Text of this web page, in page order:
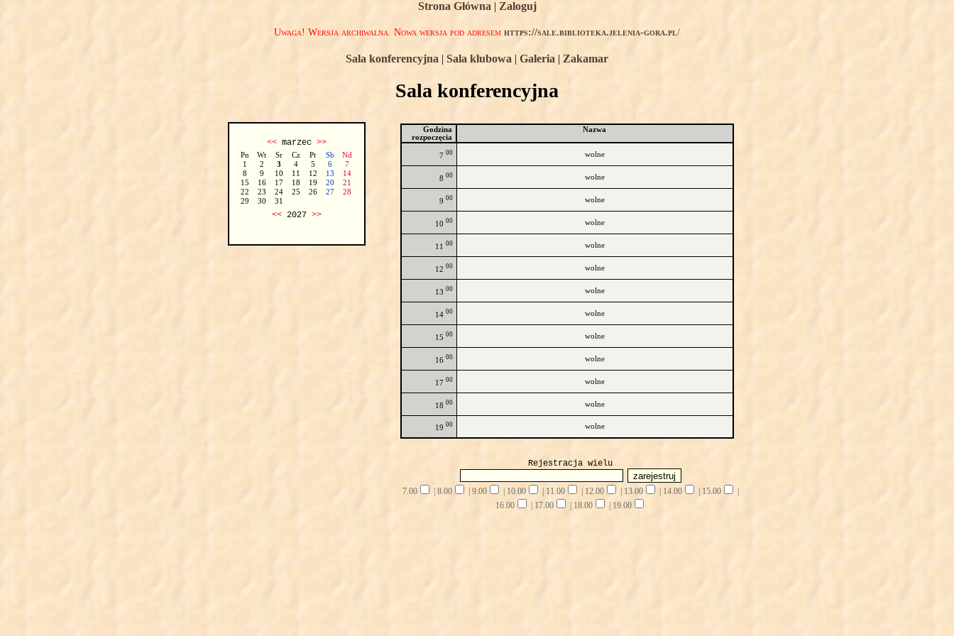
Strona Główna | Zaloguj
Uwaga! Wersja archiwalna. Nowa wersja pod adresem https://sale.biblioteka.jelenia-gora.pl/
Sala konferencyjna | Sala klubowa | Galeria | Zakamar
Sala konferencyjna
<<marzec >>
Pn Wt Sr Cz Pt Sb
Nd
1
2 3 4 5 6
7
8
9 10 11 12 13
14
15
16 17 18 19 20
21
22
23 24 25 26 27
28
29
30 31
<<2027 >>
Godzina
rozpoczęcia
Nazwa
7 00 wolne
8 00 wolne
9 00 wolne
10 00 wolne
11 00 wolne
12 00 wolne
13 00 wolne
14 00 wolne
15 00 wolne
16 00 wolne
17 00 wolne
18 00 wolne
19 00 wolne
Rejestracja wielu
7.00 8.00 9.00 10.00 11.00 12.00 13.00 14.00 15.00
16.00
17.00 18.00 19.00